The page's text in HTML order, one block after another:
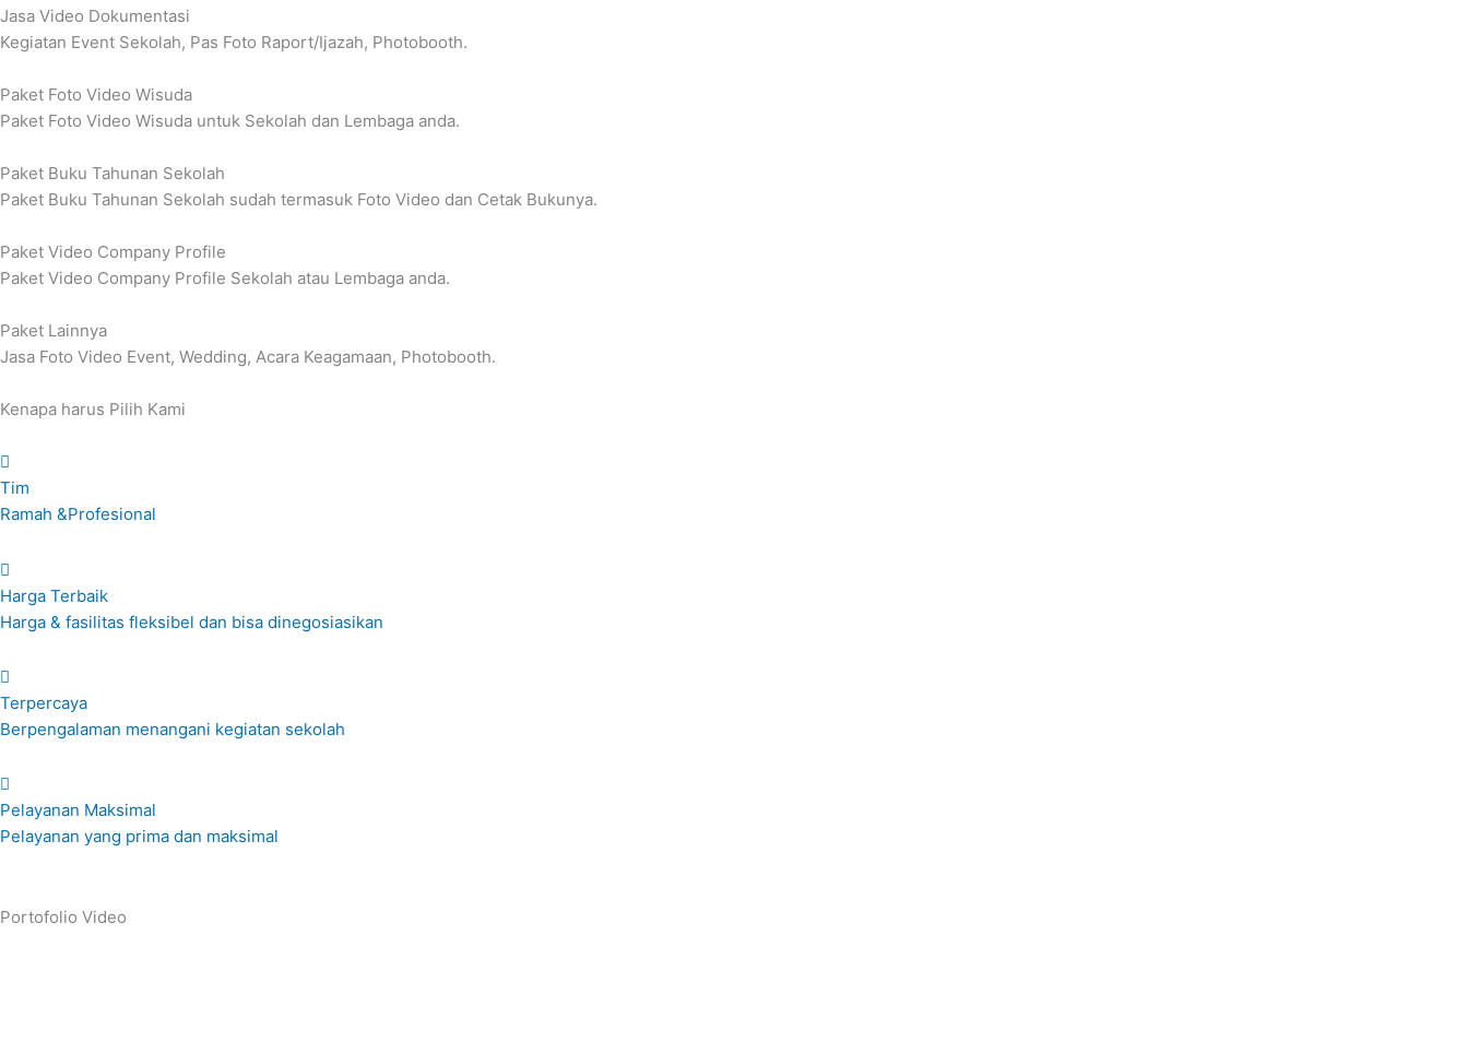
Jasa Video Dokumentasi
Kegiatan Event Sekolah, Pas Foto Raport/Ijazah, Photobooth.
Paket Foto Video Wisuda
Paket Foto Video Wisuda untuk Sekolah dan Lembaga anda.
Paket Buku Tahunan Sekolah
Paket Buku Tahunan Sekolah sudah termasuk Foto Video dan Cetak Bukunya.
Paket Video Company Profile
Paket Video Company Profile Sekolah atau Lembaga anda.
Paket Lainnya
Jasa Foto Video Event, Wedding, Acara Keagamaan, Photobooth.
Kenapa harus Pilih Kami
Tim
Ramah &Profesional
Harga Terbaik
Harga & fasilitas fleksibel dan bisa dinegosiasikan
Terpercaya
Berpengalaman menangani kegiatan sekolah
Pelayanan Maksimal
Pelayanan yang prima dan maksimal
Portofolio Video